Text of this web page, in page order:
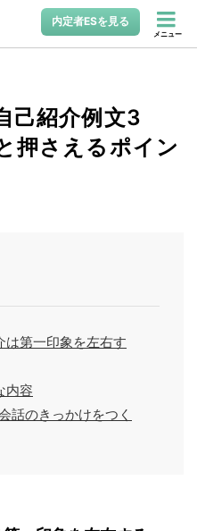
内定者ESを見る
メニュー
己紹介例文3
押さえるポイン
は第一印象を左右す
内容
のきっかけをつく